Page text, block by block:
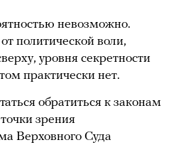
невозможно.
политической воли,
уровня секретности
практически нет.
обратиться к законам
зрения
Верховного Суда